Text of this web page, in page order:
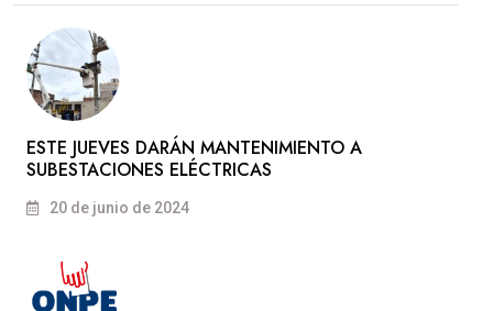
ESTE JUEVES DARÁN MANTENIMIENTO A
SUBESTACIONES ELÉCTRICAS
20 de junio de 2024